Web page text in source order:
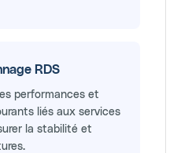
RDS
performances et
liés aux services
la stabilité et